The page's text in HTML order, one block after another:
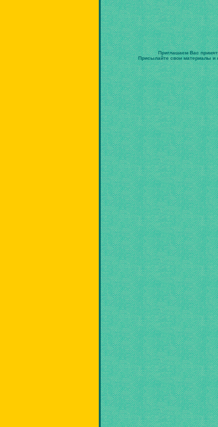
Приглашаем Вас
Присылайте свои материалы и